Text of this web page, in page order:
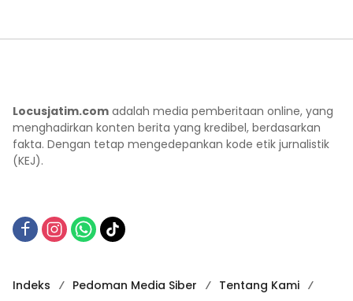
Locusjatim.com adalah media pemberitaan online, yang
menghadirkan konten berita yang kredibel, berdasarkan
fakta. Dengan tetap mengedepankan kode etik jurnalistik
(KEJ).
Indeks Pedoman Media Siber
Tentang Kami